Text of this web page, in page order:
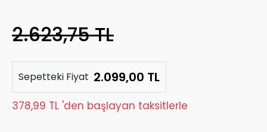
2.623,75 TL
Sepetteki Fiyat 2.099,00 TL
378,99 TL 'den başlayan taksitlerle